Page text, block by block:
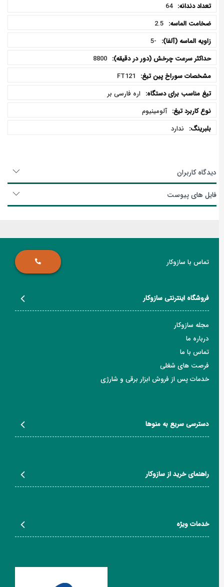
64
2.5
8800
FT121
اره فارسی بر
آلومینیوم
ندارد
دیدگاه کاربران
فایل های پیوست
تماس با سازوکار
فروشگاه اینترنتی سازوکار
مجله سازوکار
درباره ما
تماس با ما
فرصت های شغلی
خدمات پس از فروش ابزار برقی و شارژی
دسترسی سریع به منوها
راهنمای خرید از سازوکار
خدمات ویژه